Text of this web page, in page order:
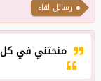
رسائل لقاء
منحتني في كل